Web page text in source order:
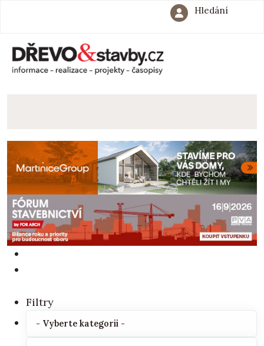
Hledání
Filtry